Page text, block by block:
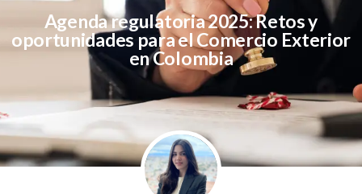
Agenda regulatoria 2025: Retos y
oportunidades para el Comercio Exterior
en Colombia